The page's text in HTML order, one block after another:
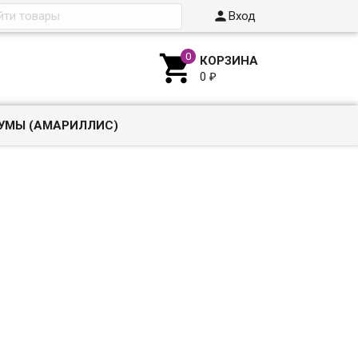
Вход
 КОРЗИНА
0₽
(АМАРИЛЛИС)